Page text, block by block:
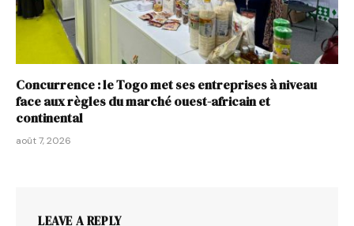
Concurrence : le Togo met ses entreprises à niveau
face aux règles du marché ouest-africain et
continental
août 7, 2026
LEAVE A REPLY